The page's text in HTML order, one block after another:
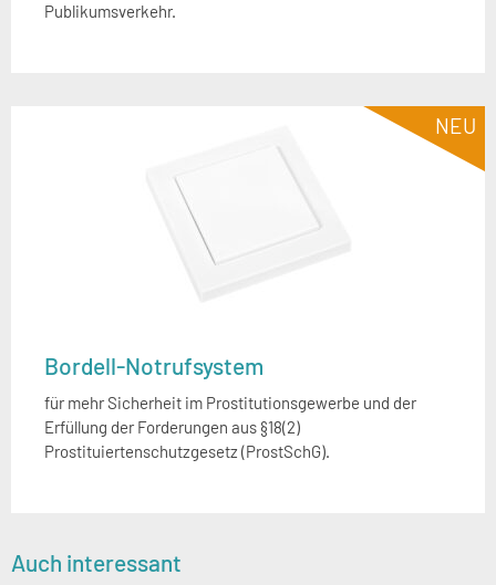
Publikumsverkehr.
Bordell-Notrufsystem
für mehr Sicherheit im Prostitutionsgewerbe und der
Erfüllung der Forderungen aus §18(2)
Prostituiertenschutzgesetz (ProstSchG).
NEU
Seitenspalte
Auch interessant